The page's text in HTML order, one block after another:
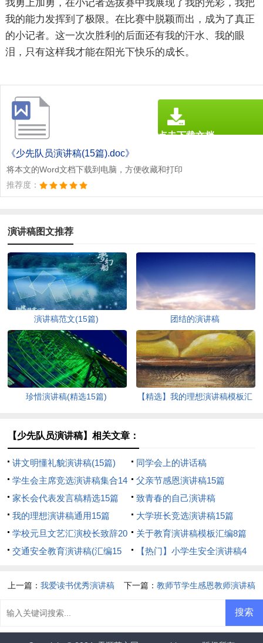
我勇上加勇，在小记者选拔赛中我展现了我的光彩，我把
我的能力发挥到了极限。在比赛中脱颖而出，成为了真正
的小记者。这一次次胜利的后面还有我的汗水、我的眼
泪，只有这样我才能在阳光下快乐的成长。
《少先队员演讲稿(15篇).doc》
将本文的Word文档下载到电脑，方便收藏和打印
推荐度：
点击下载文档
演讲稿图文推荐
演讲稿范文(15篇) 团结的演讲稿
珍惜演讲稿(精选15篇)
【精选】我的理想演讲稿模板汇
【少先队员演讲稿】相关文章：
讲文明懂礼貌演讲稿(15篇)
同学会上的讲话稿
学生会主席竞选演讲稿集合14
篇
父亲节感恩演讲稿15篇
家长会代表发言稿精选15篇
致青春的自己演讲稿
我的理想演讲稿通用15篇
大学班长竞选演讲稿15篇
学校元旦文艺汇演校长致辞20
篇
关于教育演讲稿模板汇编8篇
交通安全教育演讲稿(汇编15
【热门】小学生安全演讲稿4
上一篇：我爱读书优秀演讲稿 下一篇： 教师节学生感恩教师演讲稿